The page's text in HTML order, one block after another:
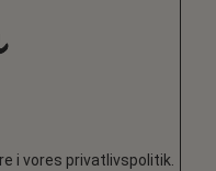
i vores privatlivspolitik.